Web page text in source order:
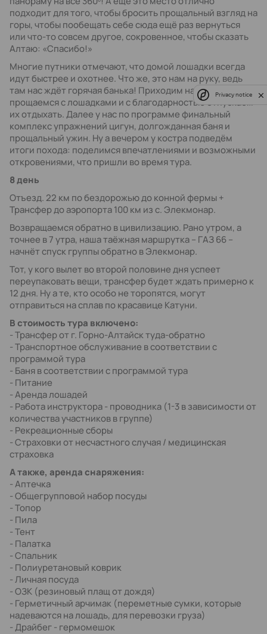
подходит для того, чтобы бросить прощальный взгляд на
горы, чтобы пообещать себе сюда ещё раз вернуться
или что-то совсем другое, сокровенное, чтобы сказать
Алтаю: «Спасибо!»
Многие путники отмечают, что домой лошадки всегда
идут быстрее и охотнее. Что же, это нам на руку, ведь
там нас ждёт горячая банька! Приходим на базу,
прощаемся с лошадками и с благодарностью отпускаем
их отдыхать. Далее у нас по программе финальный
комплекс упражнений цигун, долгожданная баня и
прощальный ужин. Ну а вечером у костра подведём
итоги похода: поделимся впечатлениями и возможными
откровениями, что пришли во время тура.
8 день
Отъезд. 22 км по бездорожью до конной фермы +
Трансфер до аэропорта 100 км из с. Элекмонар.
Возвращаемся обратно в цивилизацию. Рано утром, а
точнее в 7 утра, наша таёжная маршрутка – ГАЗ 66 –
начнёт спуск группы обратно в Элекмонар.
Тот, у кого вылет во второй половине дня успеет
переупаковать вещи, трансфер будет ждать примерно к
12 дня. Ну а те, кто особо не торопятся, могут
отправиться на сплав по красавице Катуни.
В стоимость тура включено:
- Трансфер от г. Горно-Алтайск туда-обратно
- Транспортное обслуживание в соответствии с
программой тура
- Баня в соответствии с программой тура
- Питание
- Аренда лошадей
- Работа инструктора - проводника (1-3 в зависимости от
количества участников в группе)
- Рекреационные сборы
- Страховки от несчастного случая / медицинская
страховка
А также, аренда снаряжения:
- Аптечка
- Общегрупповой набор посуды
- Топор
- Пила
- Тент
- Палатка
- Спальник
- Полиуретановый коврик
- Личная посуда
- ОЗК (резиновый плащ от дождя)
- Герметичный арчимак (переметные сумки, которые
надеваются на лошадь, для перевозки груза)
- Драйбег - гермомешок
Privacy notice